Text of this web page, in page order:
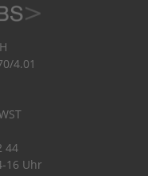
4.01
44
16 Uhr